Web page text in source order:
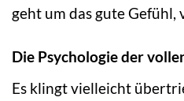
geht um das gute
Die Psychologie der
Es klingt vielleicht